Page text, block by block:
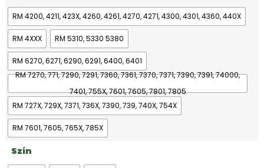
RM 4200, 4211, 423X, 4260, 4261, 4270, 4271, 4300, 4301, 4360, 440X
RM 4XXX RM 5310, 5330 5380
RM 6270, 6271, 6290, 6291, 6400, 6401
RM 7270, 771, 7290, 7291, 7360, 7361, 7370, 7371, 7390, 7391, 74000,
7401, 755X, 7601, 7605, 7801, 7805
RM 727X, 729X, 7371, 736X, 7390, 739, 740X, 754X
RM 7601, 7605, 765X, 785X
Szín